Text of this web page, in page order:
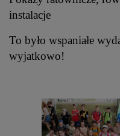
instalacje
To było wspaniałe
wyjatkowo!